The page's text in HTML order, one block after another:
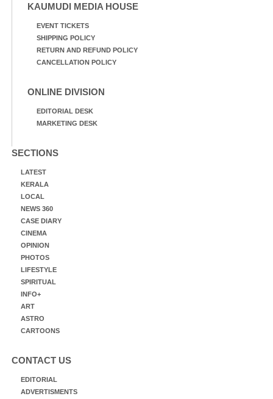
KAUMUDI MEDIA HOUSE
EVENT TICKETS
SHIPPING POLICY
RETURN AND REFUND POLICY
CANCELLATION POLICY
ONLINE DIVISION
EDITORIAL DESK
MARKETING DESK
SECTIONS
LATEST
KERALA
LOCAL
NEWS 360
CASE DIARY
CINEMA
OPINION
PHOTOS
LIFESTYLE
SPIRITUAL
INFO+
ART
ASTRO
CARTOONS
CONTACT US
EDITORIAL
ADVERTISMENTS